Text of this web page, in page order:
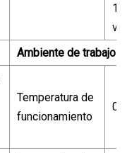
Ambiente de trabajo
Temperatura de
funcionamiento
0